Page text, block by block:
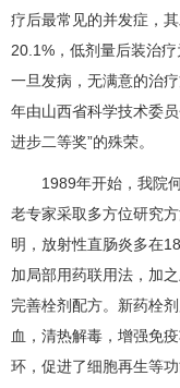
疗后最常见的并发症，
20.1%，低剂量后装治
一旦发病，无满意的治
年由山西省科学技术委
进步二等奖”的殊荣。
1989年开始，我院何
老专家采取多方位研究
明，放射性直肠炎多在
加局部用药联用法，加
完善栓剂配方。新药栓
血，清热解毒，增强免
环，促进了细胞再生等